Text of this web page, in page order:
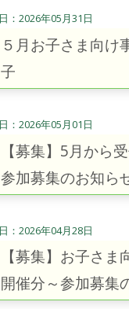
2026年05月31日
５月お子さま向け
子
2026年05月01日
【募集】5月から
参加募集のお知ら
2026年04月28日
【募集】お子さま
開催分～参加募集